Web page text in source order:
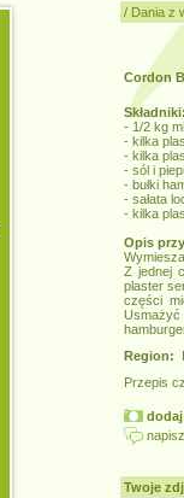
/ Dania z
Cordon
- 1/2 kg
- kilka
- kilka
- sól i
- bułki
- sałata
- kilka
Opis
Z jednej
plaster
części
Region:
Przepis
Twoje